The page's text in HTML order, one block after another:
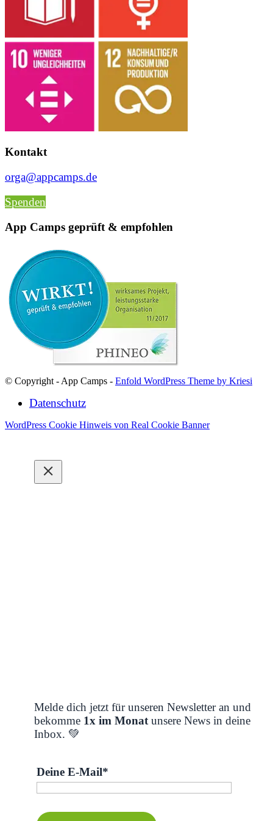
Kontakt
orga@appcamps.de
Spenden
App Camps geprüft & empfohlen
© Copyright - App Camps - Enfold WordPress Theme by Kriesi
Datenschutz
WordPress Cookie Hinweis von Real Cookie Banner
Melde dich jetzt für unseren Newsletter an und
bekomme 1x im Monatunsere News in deine
Inbox. 💚
Deine E-Mail*